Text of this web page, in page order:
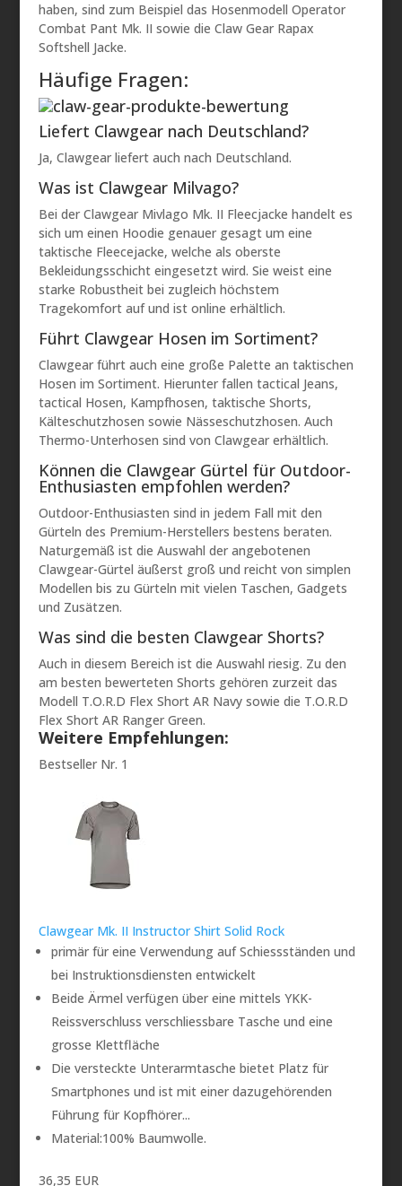
haben, sind zum Beispiel das Hosenmodell Operator
Combat Pant Mk. II sowie die Claw Gear Rapax
Softshell Jacke.
Häufige Fragen:
Liefert Clawgear nach Deutschland?
Ja, Clawgear liefert auch nach Deutschland.
Was ist Clawgear Milvago?
Bei der Clawgear Mivlago Mk. II Fleecjacke handelt es
sich um einen Hoodie genauer gesagt um eine
taktische Fleecejacke, welche als oberste
Bekleidungsschicht eingesetzt wird. Sie weist eine
starke Robustheit bei zugleich höchstem
Tragekomfort auf und ist online erhältlich.
Führt Clawgear Hosen im Sortiment?
Clawgear führt auch eine große Palette an taktischen
Hosen im Sortiment. Hierunter fallen tactical Jeans,
tactical Hosen, Kampfhosen, taktische Shorts,
Kälteschutzhosen sowie Nässeschutzhosen. Auch
Thermo-Unterhosen sind von Clawgear erhältlich.
Können die Clawgear Gürtel für Outdoor-
Enthusiasten empfohlen werden?
Outdoor-Enthusiasten sind in jedem Fall mit den
Gürteln des Premium-Herstellers bestens beraten.
Naturgemäß ist die Auswahl der angebotenen
Clawgear-Gürtel äußerst groß und reicht von simplen
Modellen bis zu Gürteln mit vielen Taschen, Gadgets
und Zusätzen.
Was sind die besten Clawgear Shorts?
Auch in diesem Bereich ist die Auswahl riesig. Zu den
am besten bewerteten Shorts gehören zurzeit das
Modell T.O.R.D Flex Short AR Navy sowie die T.O.R.D
Flex Short AR Ranger Green.
Weitere Empfehlungen:
Bestseller Nr. 1
Clawgear Mk. II Instructor Shirt Solid Rock
primär für eine Verwendung auf Schiessständen und
bei Instruktionsdiensten entwickelt
Beide Ärmel verfügen über eine mittels YKK-
Reissverschluss verschliessbare Tasche und eine
grosse Klettfläche
Die versteckte Unterarmtasche bietet Platz für
Smartphones und ist mit einer dazugehörenden
Führung für Kopfhörer...
Material:100% Baumwolle.
36,35 EUR